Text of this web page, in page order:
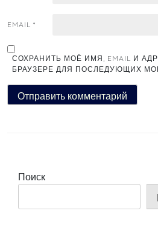
EMAIL *
СОХРАНИТЬ МОЁ ИМЯ, EMAIL И
БРАУЗЕРЕ ДЛЯ ПОСЛЕДУЮЩИХ
Поиск